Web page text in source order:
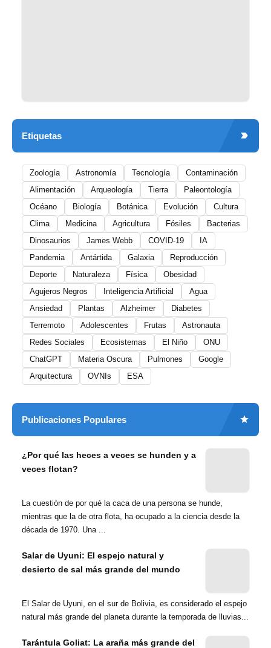
Etiquetas
Zoología Astronomía Tecnología
Contaminación
Alimentación
Arqueología Tierra
Paleontología
Océano
Biología Botánica Evolución
Cultura
Clima
Medicina Agricultura Fósiles
Bacterias
Dinosaurios
James Webb COVID-19
IA
Pandemia
Antártida Galaxia
Reproducción
Deporte
Naturaleza Física
Obesidad
Agujeros Negros
Inteligencia Artificial
Agua
Ansiedad
Plantas Alzheimer
Diabetes
Terremoto
Adolescentes Frutas
Astronauta
Redes Sociales
Ecosistemas El Niño
ONU
ChatGPT
Materia Oscura Pulmones
Google
Arquitectura
OVNIs ESA
Publicaciones Populares
¿Por qué las heces a veces se hunden y a
veces flotan?
La cuestión de por qué la caca de una persona se hunde,
mientras que la de otra flota, ha ocupado a la ciencia desde la
década de 1970. Una ...
Salar de Uyuni: El espejo natural y
desierto de sal más grande del mundo
El Salar de Uyuni, en el sur de Bolivia, es considerado el espejo
natural más grande del planeta durante la temporada de lluvias...
Tarántula Goliat: La araña más grande del